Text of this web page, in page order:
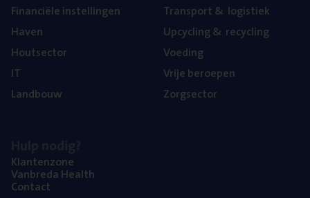
Finan­ci­ë­le instellingen
Haven
Hout­sec­tor
IT
Land­bouw
Trans­port& logistiek
Upcy­cling& recycling
Voe­ding
Vrije beroe­pen
Zorg­sec­tor
Klan­ten­zo­ne
Van­b­re­da Health
Con­tact